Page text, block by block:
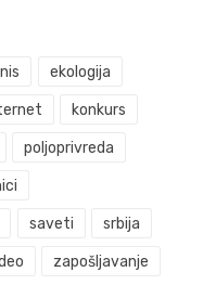
ekologija
konkurs
poljoprivreda
saveti srbija
zapošljavanje